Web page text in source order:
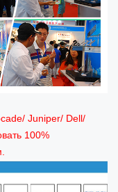
Juniper/ Dell/
100%